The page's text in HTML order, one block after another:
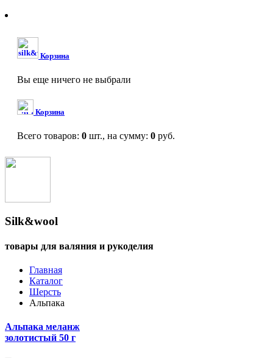
Корзина
Вы еще ничего не выбрали
Корзина
Всего товаров: 0 шт., на сумму: 0 руб.
Silk&wool
товары для валяния и рукоделия
Главная
Каталог
Шерсть
Альпака
Альпака меланж
золотистый 50 г